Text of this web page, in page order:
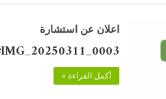
اعلان عن استشارة
IMG_20250311_0003تنزيل IMG_20250311_0004تنزيل
أكمل القراءة »